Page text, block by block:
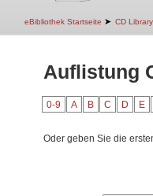
eBibliothek Startseite ➤ CD Library
Auflistung
0-9 A B C D E
Oder geben Sie die